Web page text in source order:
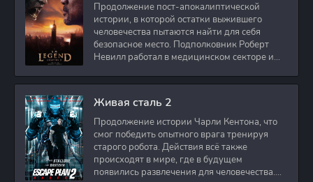
Продолжение пост-апокалиптической
истории, в которой остатки выжившего
человечества пытаются найти для себя
безопасное место. Подполковник Роберт
Невилл работал в медицинском секторе и
Живая сталь 2
Продолжение истории Чарли Кентона, что
смог победить опытного врага тренируя
старого робота. Действия всё также
происходят в мире, где в будущем
появились развлечения для человечества.